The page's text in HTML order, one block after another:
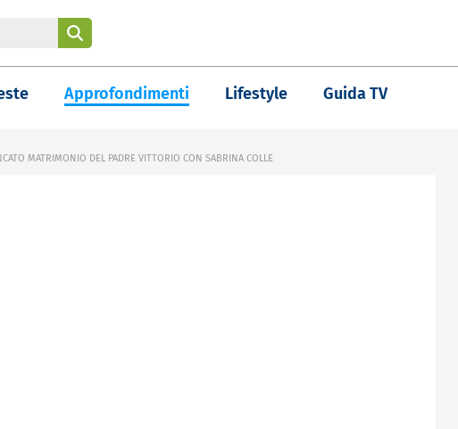
Approfondimenti Lifestyle Guida TV
MATRIMONIO DEL PADRE VITTORIO CON SABRINA COLLE